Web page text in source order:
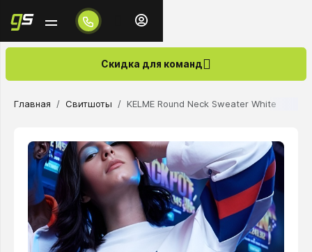
Скидка для команд
Главная Свитшоты KELME Round Neck Sweater White